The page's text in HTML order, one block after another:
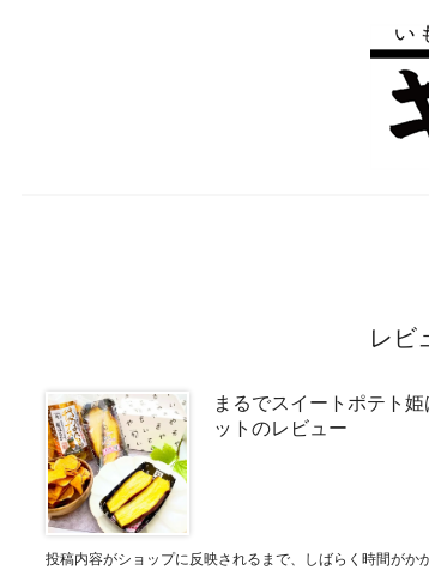
レビ
まるでスイートポテト
ットのレビュー
投稿内容がショップに反映されるまで、しばらく時間がか